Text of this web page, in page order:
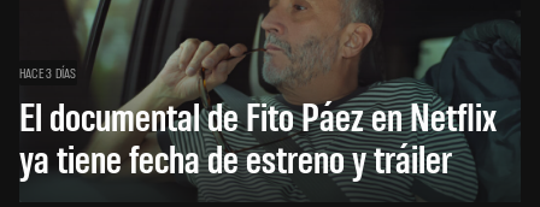
HACE 3 DÍAS
El documental de Fito Páez en Netflix
ya tiene fecha de estreno y tráiler